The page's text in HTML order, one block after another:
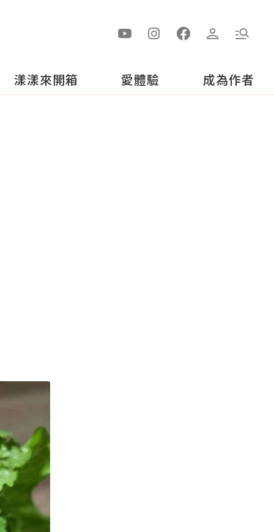
漾漾來開箱 愛體驗 成為作者